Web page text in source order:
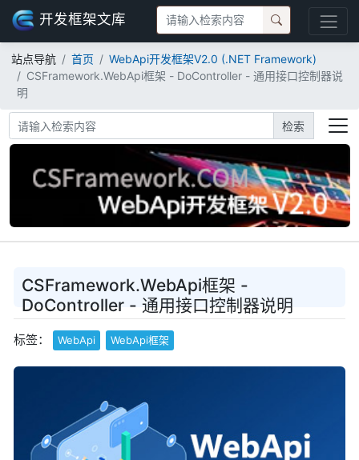
开发框架文库
站点导航 首页
WebApi开发框架V2.0 (.NET Framework)
CSFramework.WebApi框架 - DoController - 通用接口控制器说
明
检索
CSFramework.WebApi框架 -
DoController - 通用接口控制器说明
标签： WebApi WebApi框架